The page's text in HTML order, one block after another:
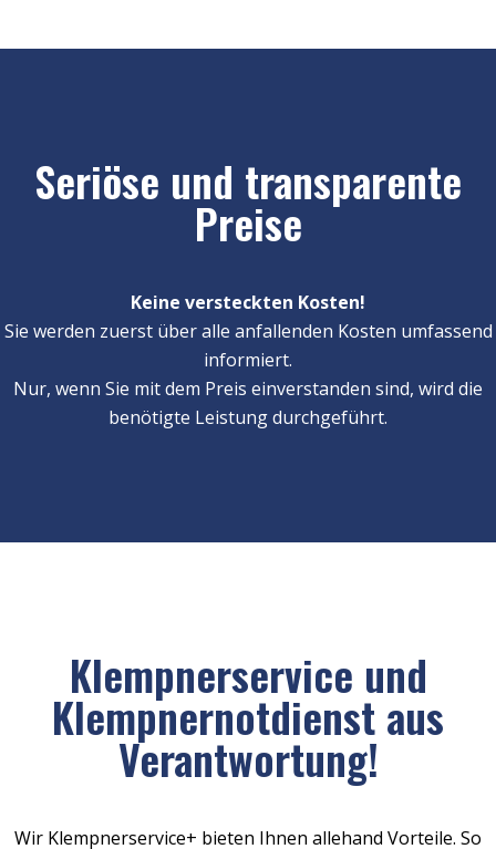
Seriöse und transparente
Preise
Keine versteckten Kosten!
Sie werden zuerst über alle anfallenden Kosten umfassend
informiert.
Nur, wenn Sie mit dem Preis einverstanden sind, wird die
benötigte Leistung durchgeführt.
Klempnerservice und
Klempnernotdienst aus
Verantwortung!
Wir Klempnerservice+ bieten Ihnen allehand Vorteile. So